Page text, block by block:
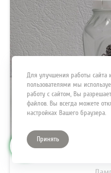
Для улучшения работы сайта
пользователями мы
работу с сайтом, Вы
файлов. Вы всегда можете
настройках Вашего браузера.
Принять